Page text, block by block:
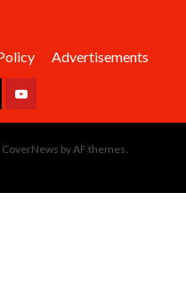
Advertisements
Youtube
CoverNews by AF themes.